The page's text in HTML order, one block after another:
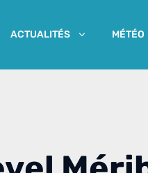
ACTUALITÉS MÉTÉO